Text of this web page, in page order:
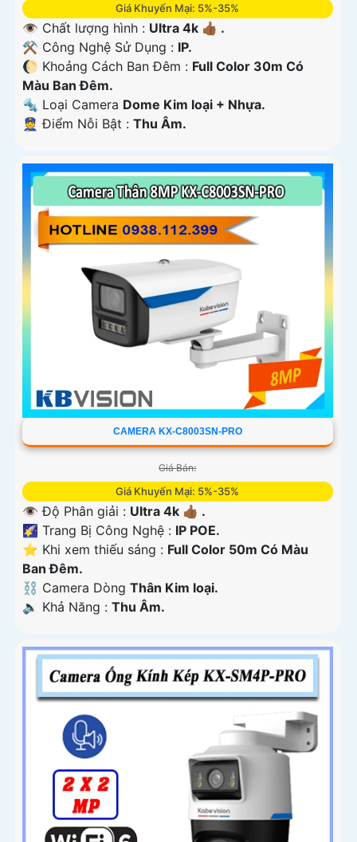
Giá Khuyến Mại: 5%-35%
👁 Chất lượng hình : Ultra 4k 👍🏾 .
⚒ Công Nghệ Sử Dụng : IP.
🌔 Khoảng Cách Ban Đêm : Full Color 30m Có
Màu Ban Ðêm.
🔩 Loại Camera Dome Kim loại + Nhựa.
️👮 Điểm Nỗi Bật : Thu Âm.
CAMERA KX-C8003SN-PRO
Giá Bán:
Giá Khuyến Mại: 5%-35%
👁 Độ Phân giải : Ultra 4k 👍🏾 .
🌠 Trang Bị Công Nghệ : IP POE.
⭐ Khi xem thiếu sáng : Full Color 50m Có Màu
Ban Ðêm.
⛓ Camera Dòng Thân Kim loại.
️🔈 Khả Năng : Thu Âm.